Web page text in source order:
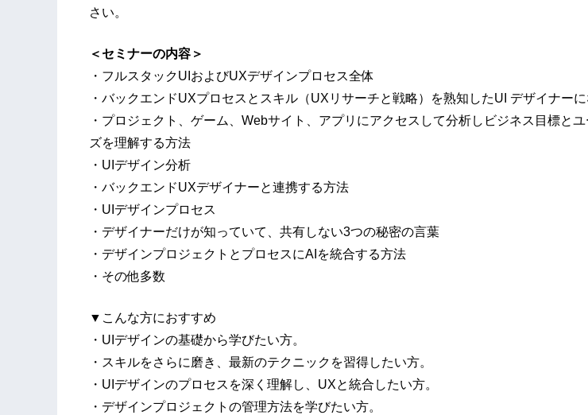
さい。
＜セミナーの内容＞
・フルスタックUIおよびUXデザインプロセス全体
・バックエンドUXプロセスとスキル（UXリサーチと戦略）を熟知したUI デザイナー
・プロジェクト、ゲーム、Webサイト、アプリにアクセスして分析しビジネス目標と
ズを理解する方法
・UIデザイン分析
・バックエンドUXデザイナーと連携する方法
・UIデザインプロセス
・デザイナーだけが知っていて、共有しない3つの秘密の言葉
・デザインプロジェクトとプロセスにAIを統合する方法
・その他多数
▼こんな方におすすめ
・UIデザインの基礎から学びたい方。
・スキルをさらに磨き、最新のテクニックを習得したい方。
・UIデザインのプロセスを深く理解し、UXと統合したい方。
・デザインプロジェクトの管理方法を学びたい方。